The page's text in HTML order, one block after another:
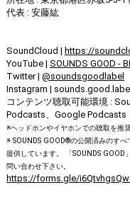
代表 : 安藤紘
SoundCloud | https://
YouTube | SOUNDS GOOD -
Twitter | @soundsgoodlabel
Instagram | sounds.good.label
コンテンツ聴取可能環境 :
Podcasts、Google Podcasts
※ヘッドホンやイヤホンでの聴取を推奨
※ SOUNDS GOOD®︎の公開済みのす
提供しています。 「SOUNDS GOOD
問い合わせ下さい。
https://forms.gle/